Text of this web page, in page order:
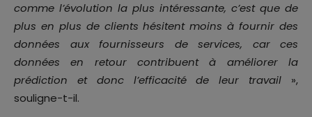
comme l’évolution la plus intéressante, c’est que de
plus en plus de clients hésitent moins à fournir des
données aux fournisseurs de services, car ces
données en retour contribuent à améliorer la
prédiction et donc l’efficacité de leur travail »,
souligne-t-il.